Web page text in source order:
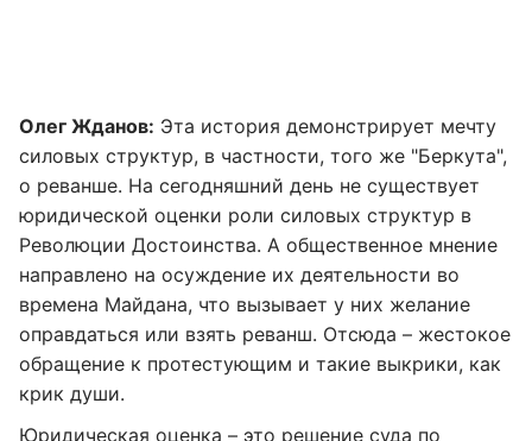
Олег Жданов: Эта история демонстрирует мечту
силовых структур, в частности, того же "Беркута",
о реванше. На сегодняшний день не существует
юридической оценки роли силовых структур в
Революции Достоинства. А общественное мнение
направлено на осуждение их деятельности во
времена Майдана, что вызывает у них желание
оправдаться или взять реванш. Отсюда – жестокое
обращение к протестующим и такие выкрики, как
крик души.
Юридическая оценка – это решение суда по